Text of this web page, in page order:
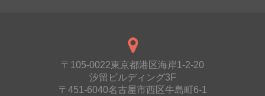
〒105-0022東京都港区海岸1-2-20
汐留ビルディング3F
〒451-6040名古屋市西区牛島町6-1